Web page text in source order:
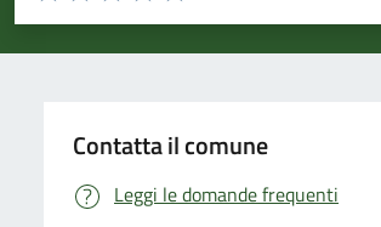
Valuta 5 stelle su 5
Valuta 4 stelle su 5
Valuta 3 stelle su 5
Valuta 2 stelle su 5
Valuta 1 stelle su 5
Contatta il comune
Leggi le domande frequenti